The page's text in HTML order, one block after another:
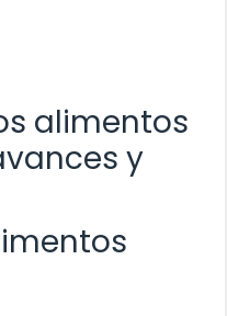
alimentos
y